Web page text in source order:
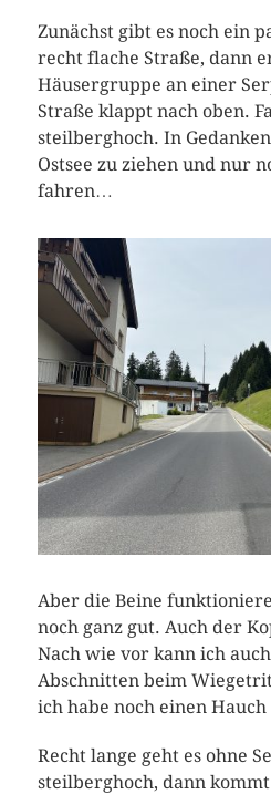
Zunächst gibt es noch ein
recht flache Straße, dann
Häusergruppe an einer
Straße klappt nach oben.
steilberghoch. In
Ostsee zu ziehen und nur
fahren…
Aber die Beine
noch ganz gut. Auch der
Nach wie vor kann ich
Abschnitten beim
ich habe noch einen Hauch
Recht lange geht es ohne
steilberghoch, dann